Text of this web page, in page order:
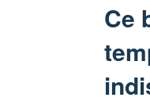
Ce